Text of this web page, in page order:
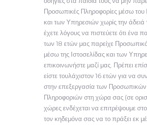
Προσωπικές Πληροφορίες μέσω του
και των Υπηρεσιών χωρίς την άδειά
έχετε λόγους να πιστεύετε ότι ένα
των 18 ετών μας παρείχε Προσωπικά
μέσω της Ιστοσελίδας και των
επικοινωνήστε μαζί μας. Πρέπει
είστε τουλάχιστον 16 ετών για να
στην επεξεργασία των
Πληροφοριών στη χώρα σας (σε
χώρες ενδέχεται να επιτρέψουμε
τον κηδεμόνα σας να το πράξει εκ